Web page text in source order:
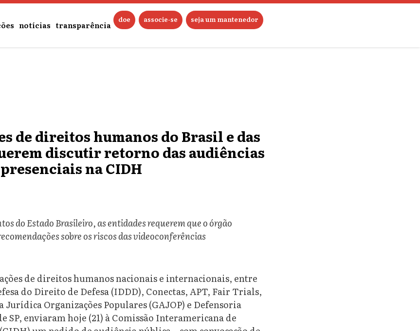
notícias transparência
doe associe-se seja um mantenedor
de direitos humanos do Brasil e das
discutir retorno das audiências
na CIDH
do Estado Brasileiro, as entidades requerem que o órgão
sobre os riscos das videoconferências
de direitos humanos nacionais e internacionais, entre
do Direito de Defesa (IDDD), Conectas, APT, Fair Trials,
Jurídica Organizações Populares (GAJOP) e Defensoria
SP, enviaram hoje (21) à Comissão Interamericana de